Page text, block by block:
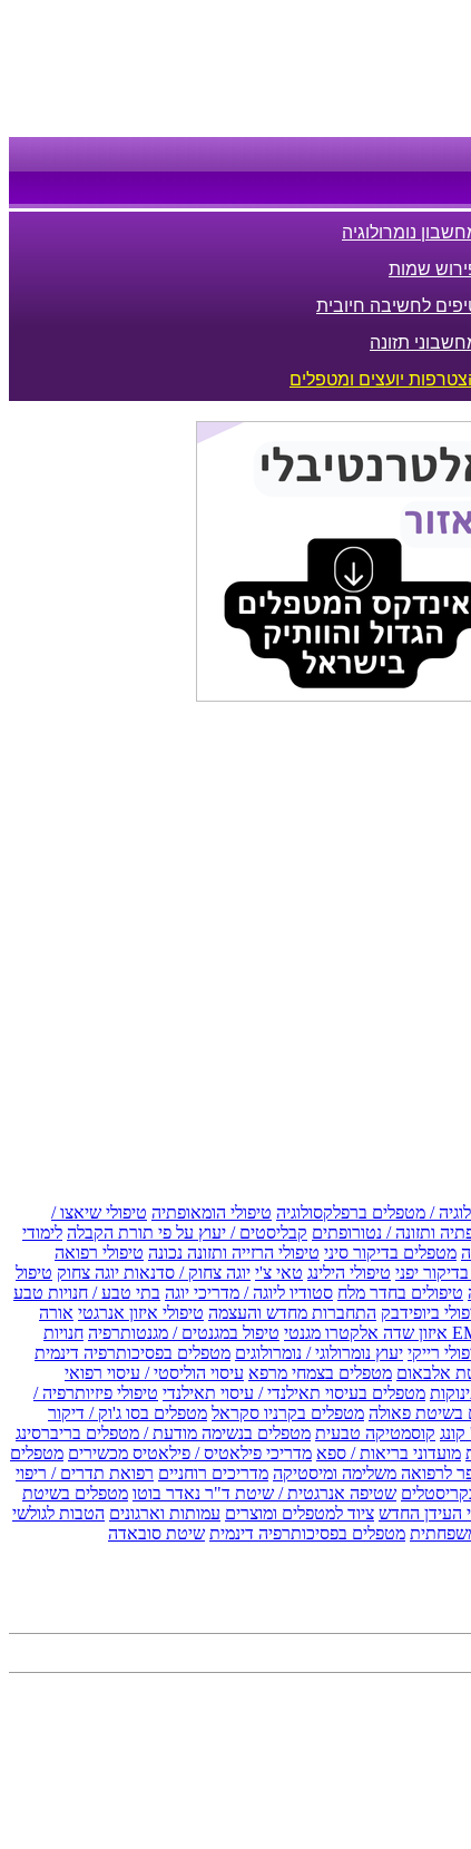
נומרולוגיה
שמות
לחשיבה חיובית
תזונה
יועצים ומטפלים
/ מטפלים ברפלקסולוגיה טיפולי הומאופתיה טיפולי שיאצו /
ותזונה / נטורופתים קבליסטים / יעוץ על פי תורת הקבלה לימודי
מטפלים בדיקור סיני טיפולי הרזייה ותזונה נכונה טיפולי רפואה
יפני טיפולי הילינג טאי צ'י יוגה צחוק / סדנאות יוגה צחוק טיפול
טיפולים בחדר מלח סטודיו ליוגה / מדריכי יוגה בתי טבע / חנויות טבע
ביופידבק התחברות מחדש והעצמה טיפולי איזון אנרגטי אורה
טיפול במגנטים / מגנטותרפיה חנויות
רייקי יעוץ נומרולוגי / נומרולוגים מטפלים בפסיכותרפיה דינמית
אלבאום מטפלים בצמחי מרפא עיסוי הוליסטי / עיסוי רפואי
מטפלים בעיסוי תאילנדי / עיסוי תאילנדי טיפולי פיזיותרפיה /
בשיטת פאולה מטפלים בקרניו סקראל מטפלים בסו ג'וק / דיקור
קונג קוסמטיקה טבעית מטפלים בנשימה מודעת / מטפלים בריברסינג
מועדוני בריאות / ספא מדריכי פילאטיס / פילאטיס מכשירים מטפלים
לרפואה משלימה ומיסטיקה מדריכים רוחניים רפואת תדרים / ריפוי
שטיפה אנרגטית / שיטת ד"ר נאדר בוטו מטפלים בשיטת
העידן החדש ציוד למטפלים ומוצרים עמותות וארגונים הטבות לגולשי
מטפלים בפסיכותרפיה דינמית שיטת סובאדה